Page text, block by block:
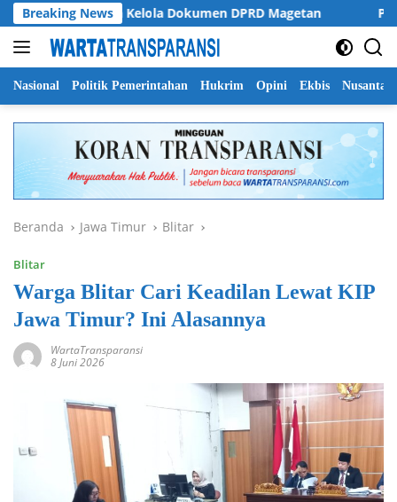
Langsung
ke
konten
Breaking News
Tata Kelola Dokumen DPRD Magetan Pemprov
Nasional Politik Pemerintahan Hukrim Opini Ekbis Nusantara
Beranda Jawa Timur Blitar
Blitar
Warga Blitar Cari Keadilan Lewat KIP
Jawa Timur? Ini Alasannya
WartaTransparansi
8 Juni 2026